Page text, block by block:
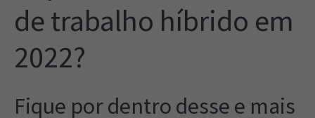
de trabalho híbrido em
2022?
Fique por dentro desse e mais